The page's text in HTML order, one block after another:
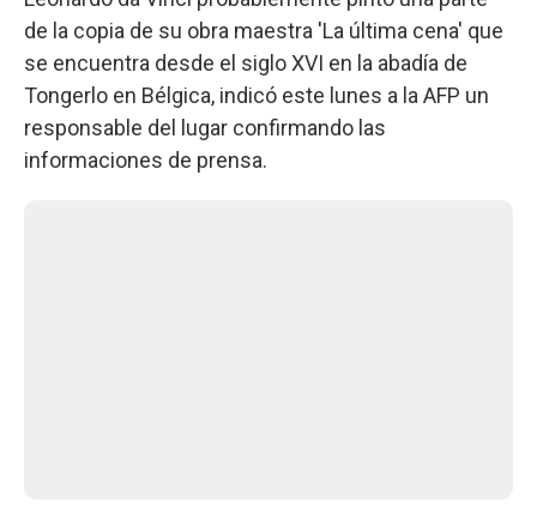
de la copia de su obra maestra 'La última cena' que
se encuentra desde el siglo XVI en la abadía de
Tongerlo en Bélgica, indicó este lunes a la AFP un
responsable del lugar confirmando las
informaciones de prensa.